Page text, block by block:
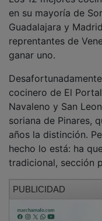
en su mayoría de
Guadalajara y
reprentantes de
ganar uno.
cocinero de El
Navaleno y San
soriana de Pinares,
años la distinción.
hecho lo está: ha
tradicional, sección